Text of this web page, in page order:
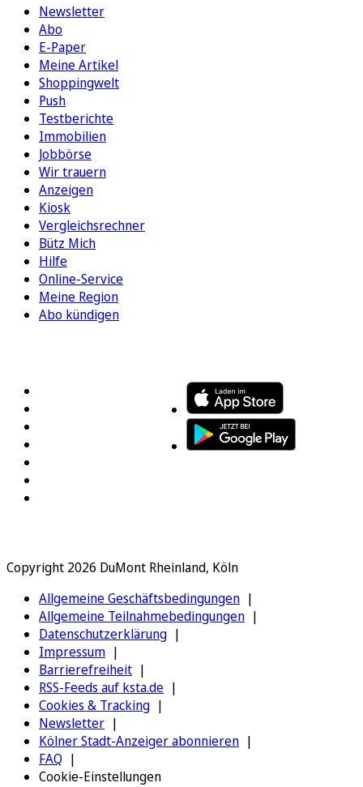
Newsletter
Abo
E-Paper
Meine Artikel
Shoppingwelt
Push
Testberichte
Immobilien
Jobbörse
Wir trauern
Anzeigen
Kiosk
Vergleichsrechner
Bütz Mich
Hilfe
Online-Service
Meine Region
Abo kündigen
Copyright 2026 DuMont Rheinland, Köln
Allgemeine Geschäftsbedingungen
Allgemeine Teilnahmebedingungen
Datenschutzerklärung
Impressum
Barrierefreiheit
RSS-Feeds auf ksta.de
Cookies & Tracking
Newsletter
Kölner Stadt-Anzeiger abonnieren
FAQ
Cookie-Einstellungen